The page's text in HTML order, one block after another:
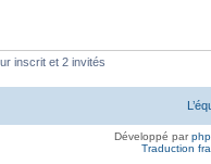
inscrit et 2 invités
Développé par
Traduction